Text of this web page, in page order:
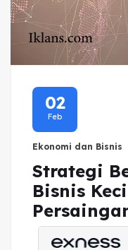
02
Feb
Ekonomi dan Bisnis
Strategi
Bisnis